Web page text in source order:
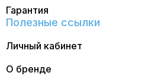
Гарантия
Полезные ссылки
Личный кабинет
О бренде